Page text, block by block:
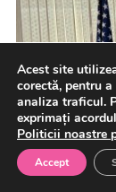
Acest site
corectă, pentru
analiza traficul.
exprimați
Politicii noastre
Accept